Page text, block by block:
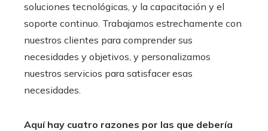
soluciones tecnológicas, y la capacitación y el
soporte continuo. Trabajamos estrechamente con
nuestros clientes para comprender sus
necesidades y objetivos, y personalizamos
nuestros servicios para satisfacer esas
necesidades.
Aquí hay cuatro razones por las que debería